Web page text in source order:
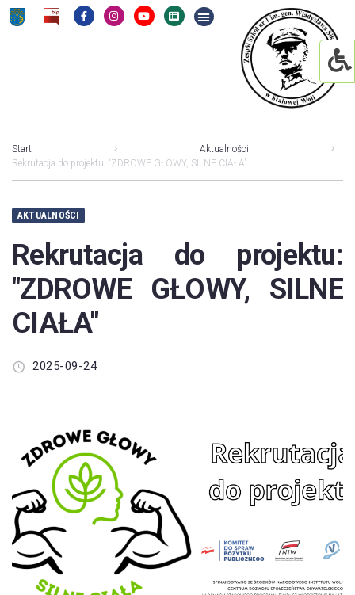
Start
Aktualności
Rekrutacja do projektu: “ZDROWE GŁOWY, SILNE CIAŁA”
AKTUALNOŚCI
Rekrutacja do projektu:
"ZDROWE GŁOWY, SILNE
CIAŁA"
2025-09-24